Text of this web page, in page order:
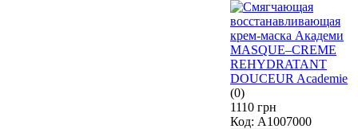
(0)
1110 грн
Код: А1007000